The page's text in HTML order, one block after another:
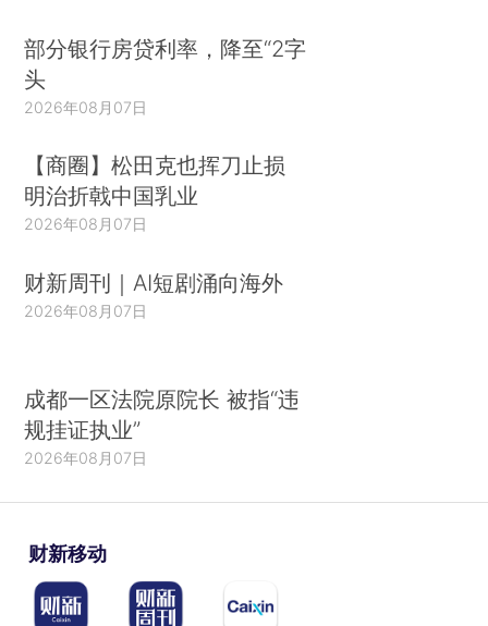
部分银行房贷利率，降至“2字
头
2026年08月07日
【商圈】松田克也挥刀止损
明治折戟中国乳业
2026年08月07日
财新周刊｜AI短剧涌向海外
2026年08月07日
成都一区法院原院长 被指“违
规挂证执业”
2026年08月07日
财新移动